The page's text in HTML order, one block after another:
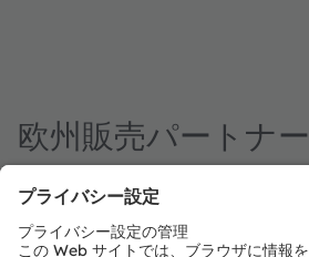
欧州販売パートナー
欧州
Arrow